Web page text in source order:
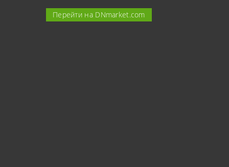
Перейти на DNmarket.com